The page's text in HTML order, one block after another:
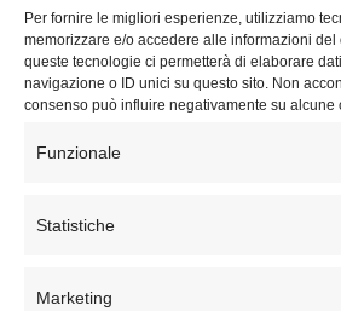
Per fornire le migliori esperienze, utilizziamo
memorizzare e/o accedere alle informazioni
queste tecnologie ci permetterà di elaborare
navigazione o ID unici su questo sito. Non
consenso può influire negativamente su alcune
Funzionale
Statistiche
Marketing
Questo sito non rappresenta unatestata
aggiornato senza alcuna periodicità. Non può
prodotto editoriale ai sensi della legge n° 62 del